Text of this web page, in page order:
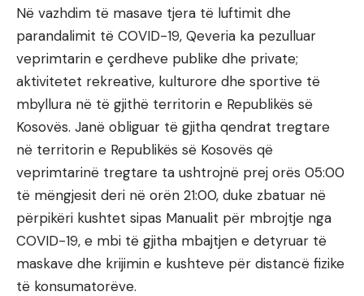
Në vazhdim të masave tjera të luftimit dhe
parandalimit të COVID-19, Qeveria ka pezulluar
veprimtarin e çerdheve publike dhe private;
aktivitetet rekreative, kulturore dhe sportive të
mbyllura në të gjithë territorin e Republikës së
Kosovës. Janë obliguar të gjitha qendrat tregtare
në territorin e Republikës së Kosovës që
veprimtarinë tregtare ta ushtrojnë prej orës 05:00
të mëngjesit deri në orën 21:00, duke zbatuar në
përpikëri kushtet sipas Manualit për mbrojtje nga
COVID-19, e mbi të gjitha mbajtjen e detyruar të
maskave dhe krijimin e kushteve për distancë fizike
të konsumatorëve.